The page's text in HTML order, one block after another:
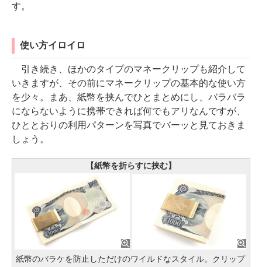
す。
使い方イロイロ
引き続き、ほかのタイプのマネークリップも紹介して
いきますが、その前にマネークリップの基本的な使い方
を少々。まあ、紙幣を挟んでひとまとめにし、バラバラ
にならないように携帯できれば何でもアリなんですが、
ひととおりの利用パターンを写真でバーッと見ておきま
しょう。
【紙幣を折らすに挟む】
紙幣のバラケを防止しただけのワイルドなスタイル。クリップ